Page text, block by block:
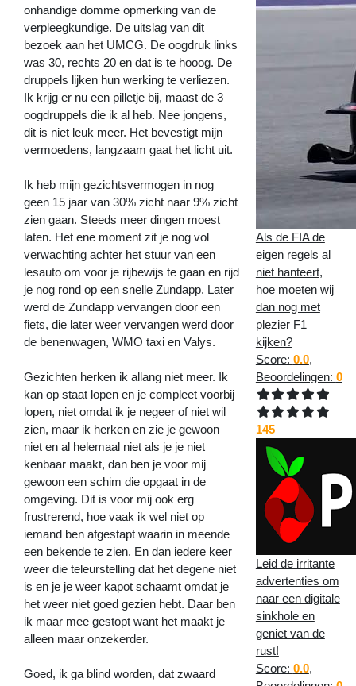
onhandige domme opmerking van de
verpleegkundige. De uitslag van dit
bezoek aan het UMCG. De oogdruk links
was 30, rechts 20 en dat is te hooog. De
druppels lijken hun werking te verliezen.
Ik krijg er nu een pilletje bij, maast de 3
oogdruppels die ik al heb. Nee jongens,
dit is niet leuk meer. Het bevestigt mijn
vermoedens, langzaam gaat het licht uit.
Ik heb mijn gezichtsvermogen in nog
geen 15 jaar van 30% zicht naar 9% zicht
zien gaan. Steeds meer dingen moest
laten. Het ene moment zit je nog vol
verwachting achter het stuur van een
lesauto om voor je rijbewijs te gaan en rijd
je nog rond op een snelle Zundapp. Later
werd de Zundapp vervangen door een
fiets, die later weer vervangen werd door
de benenwagen, WMO taxi en Valys.
Gezichten herken ik allang niet meer. Ik
kan op staat lopen en je compleet voorbij
lopen, niet omdat ik je negeer of niet wil
zien, maar ik herken en zie je gewoon
niet en al helemaal niet als je je niet
kenbaar maakt, dan ben je voor mij
gewoon een schim die opgaat in de
omgeving. Dit is voor mij ook erg
frustrerend, hoe vaak ik wel niet op
iemand ben afgestapt waarin in meende
een bekende te zien. En dan iedere keer
weer die teleurstelling dat het degene niet
is en je je weer kapot schaamt omdat je
het weer niet goed gezien hebt. Daar ben
ik maar mee gestopt want het maakt je
alleen maar onzekerder.
Goed, ik ga blind worden, dat zwaard
Als de FIA de
eigen regels al
niet hanteert,
hoe moeten wij
dan nog met
plezier F1
kijken?
Score: 0.0,
Beoordelingen: 0
145
Leid de irritante
advertenties om
naar een digitale
sinkhole en
geniet van de
rust!
Score: 0.0,